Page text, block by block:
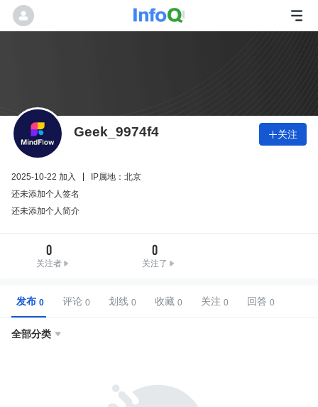
Geek_9974f4 关注
2025-10-22 加入
IP属地：北京
还未添加个人签名
还未添加个人简介
0
关注者
0
关注了
发布 评论 划线 收藏 关注 回答
全部分类 